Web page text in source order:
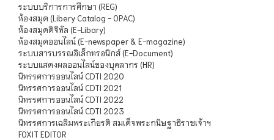
ระบบบริการการศึกษา (REG)
ห้องสมุด (Libery Catalog - OPAC)
ห้องสมุดดิจิทัล (E-Libary)
ห้องสมุดออนไลน์ (E-newspaper & E-magazine)
ระบบสารบรรณอิเล็กทรอนิกส์ (E-Document)
ระบบแสดงผลออนไลน์ของบุคลากร (HR)
นิทรรศการออนไลน์ CDTI 2020
นิทรรศการออนไลน์ CDTI 2021
นิทรรศการออนไลน์ CDTI 2022
นิทรรศการออนไลน์ CDTI 2023
นิทรรศการเฉลิมพระเกียรติ สมเด็จพระกนิษฐาธิราชเจ้าฯ
FOXIT EDITOR